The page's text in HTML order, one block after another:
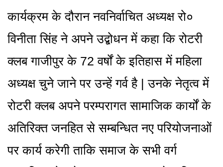
कार्यक्रम के दौरान नवनिर्वाचित अध्यक्ष रो०
विनीता सिंह ने अपने उद्बोधन में कहा कि रोटरी
क्लब गाजीपुर के 72 वर्षों के इतिहास में महिला
अध्यक्ष चुने जाने पर उन्हें गर्व है | उनके नेतृत्व में
रोटरी क्लब अपने परम्परागत सामाजिक कार्यों के
अतिरिक्त जनहित से सम्बन्धित नए परियोजनाओं
पर कार्य करेगी ताकि समाज के सभी वर्ग